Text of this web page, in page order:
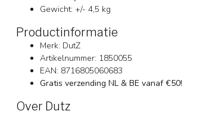
Gewicht: +/- 4,5 kg
Productinformatie
Merk: DutZ
Artikelnummer: 1850055
EAN: 8716805060683
Gratis verzending NL & BE vanaf €50!
Over Dutz